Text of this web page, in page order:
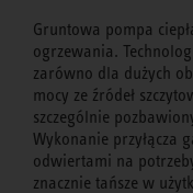
Gruntowa pompa
ogrzewania.
zarówno dla dużych
mocy ze źródeł
szczególnie
Wykonanie przyłącza
odwiertami na
znacznie tańsze w